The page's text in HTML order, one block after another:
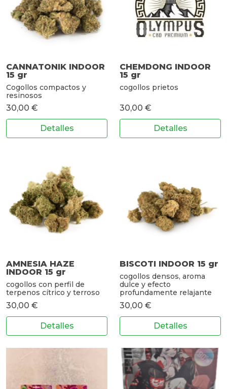
CANNATONIK INDOOR
15 gr
Cogollos compactos y
resinosos
30,00 €
Detalles
CHEMDONG INDOOR
15 gr
cogollos prietos
30,00 €
Detalles
AMNESIA HAZE
INDOOR 15 gr
cogollos con perfil de
terpenos cítrico y terroso
30,00 €
Detalles
BISCOTI INDOOR 15 gr
cogollos densos, aroma
dulce y efecto
profundamente relajante
30,00 €
Detalles